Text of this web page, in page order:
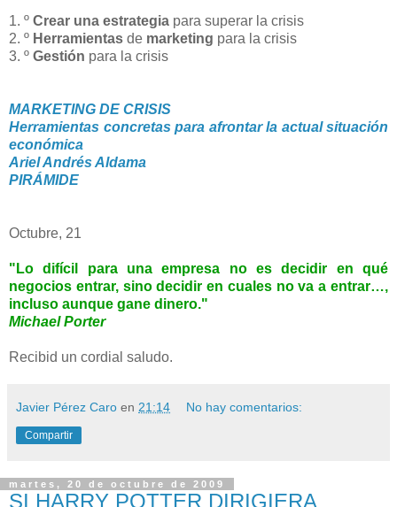
1. º Crear una estrategia para superar la crisis
2. º Herramientas de marketing para la crisis
3. º Gestión para la crisis
MARKETING DE CRISIS
Herramientas concretas para afrontar la actual situación
económica
Ariel Andrés Aldama
PIRÁMIDE
Octubre, 21
"Lo difícil para una empresa no es decidir en qué
negocios entrar, sino decidir en cuales no va a entrar…,
incluso aunque gane dinero."
Michael Porter
Recibid un cordial saludo.
Javier Pérez Caro en 21:14 No hay comentarios:
Compartir
martes, 20 de octubre de 2009
SI HARRY POTTER DIRIGIERA